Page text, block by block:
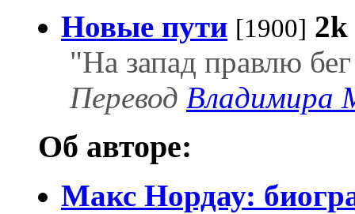
Новые пути [1900] 2k
"На запад правлю
Перевод Владимира
Об авторе:
Макс Нордау: